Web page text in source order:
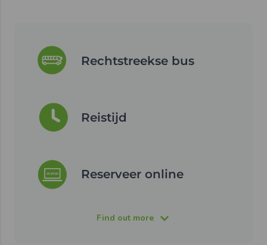
Rechtstreekse bus
Reistijd
Reserveer online
Find out more